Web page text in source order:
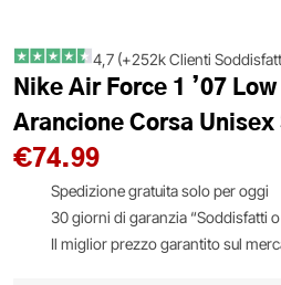
4,7 (+252k Clienti
Nike Air Force 1 ’07
Arancione Corsa Unisex
€74.99
Spedizione gratuita solo per oggi
30 giorni di garanzia “Soddisfatti
Il miglior prezzo garantito sul